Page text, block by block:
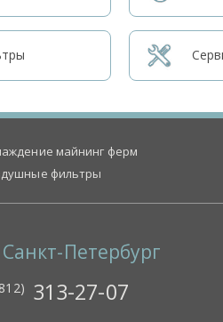
майнинг ферм
фильтры
Санкт-Петербург
313-27-07